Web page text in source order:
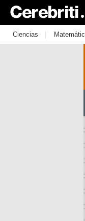
Ciencias |